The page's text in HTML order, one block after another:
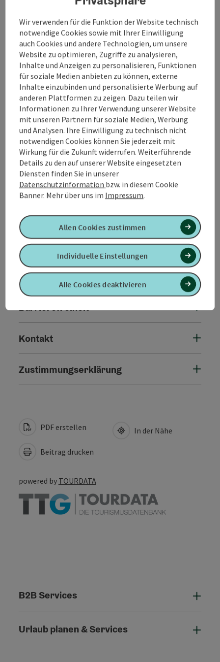
Runde) bis Ellreching. Weiter nach Durchham, wo die
abgekürzten Runde: 6,1 km). Entlang des Radweges
bis Moosham, die Hauptstraße queren, entlang des
Gleises vorbei am Industriegebiet Moosham und der
Bahnhaltestelle Geinberg führt die Runde wieder
zurück zum Start.
(alte Bezeichnung: LAGERHAUS-Runde)
📌Einkehrmöglichkeitenin Geinberg
📌 Das ist los inGeinberg!
Tour und Routeninformationen
An der Strecke
Anreise/Lage
Eignung
Barrierefreiheit
Kontakt
Zustimmungserklärung
PDF erstellen
Beitrag drucken
In der Nähe
powered by TOURDATA
B2B Services
Urlaub planen & Services
Wir verwenden für die Funktion der Website technisch
notwendige Cookies sowie mit Ihrer Einwilligung
auch Cookies und andere Technologien, um unsere
Website zu optimieren, Zugriffe zu analysieren,
Inhalte und Anzeigen zu personalisieren, Funktionen
für soziale Medien anbieten zu können, externe
Inhalte einzubinden und personalisierte Werbung auf
anderen Plattformen zu zeigen. Dazu teilen wir
Informationen zu Ihrer Verwendung unserer Website
mit unseren Partnern für soziale Medien, Werbung
und Analysen. Ihre Einwilligung zu technisch nicht
notwendigen Cookies können Sie jederzeit mit
Wirkung für die Zukunft widerrufen. Weiterführende
Details zu den auf unserer Website eingesetzten
Diensten finden Sie in unserer
Datenschutzinformation bzw. in diesem Cookie
Banner. Mehr über uns im Impressum.
Alle Cookies deaktivieren
Individuelle Einstellungen
Allen Cookies zustimmen